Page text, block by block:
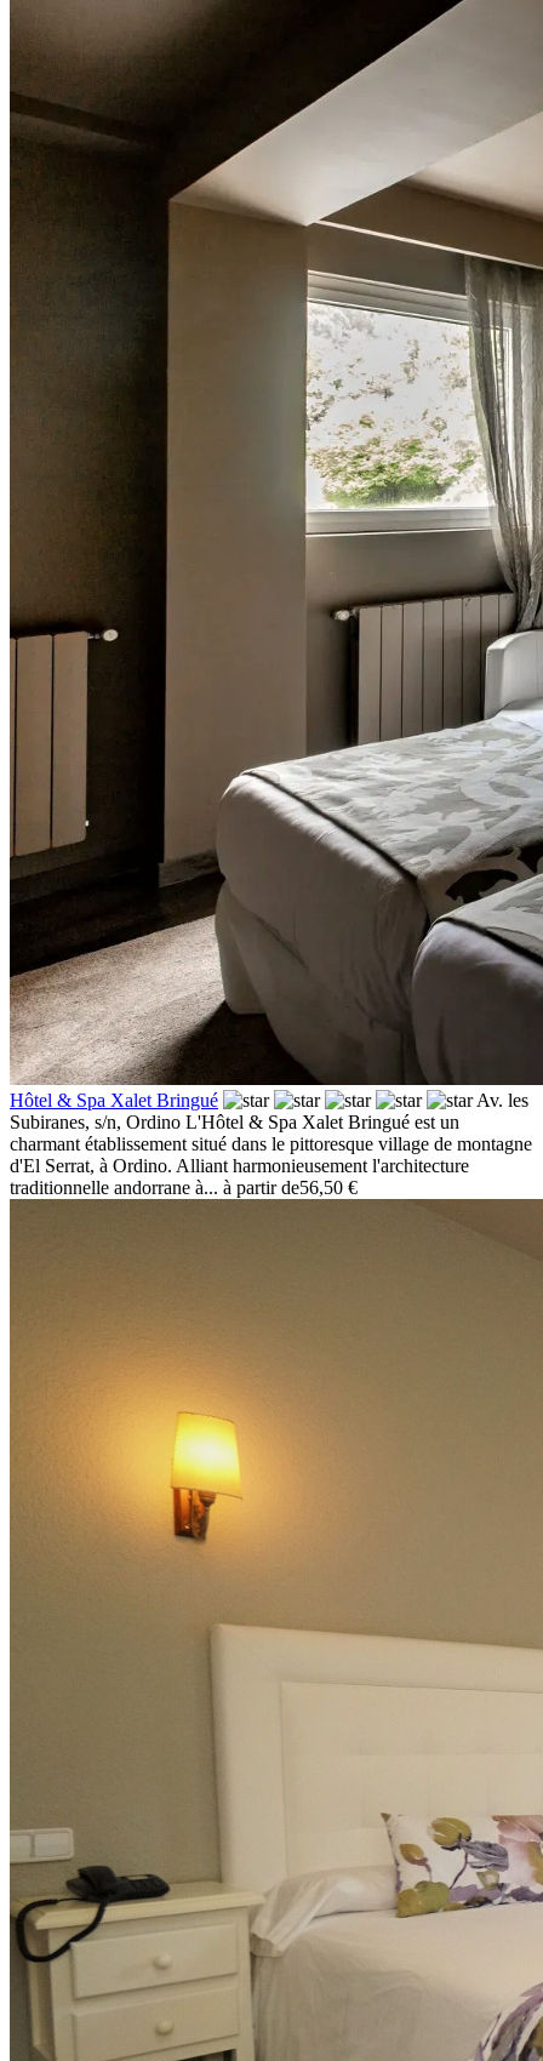
Hôtel & Spa Xalet Bringué
Av. les
Subiranes, s/n, Ordino L'Hôtel & Spa Xalet Bringué est un
charmant établissement situé dans le pittoresque village de montagne
d'El Serrat, à Ordino. Alliant harmonieusement l'architecture
traditionnelle andorrane à... à partir de56,50 €